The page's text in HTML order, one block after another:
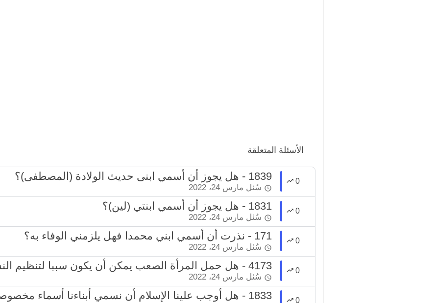
الأسئلة المتعلقة
0 1839 - هل يجوز أن أسمي ابنى حديث الولادة (المصطفى)؟
سُئل مارس 24، 2022
0 1831 - هل يجوز أن أسمي ابنتي (لين)؟
سُئل مارس 24، 2022
0 171 - نذرت أن أسمي ابني محمدا فهل يلزمني الوفاء به؟
سُئل مارس 24، 2022
0 4173 - هل حمل المرأة الصعب يمكن أن يكون سببا لتنظيم النسل
سُئل مارس 24، 2022
0 1833 - هل أوجب علينا الإسلام أن نسمي أبناءنا أسماء مخصوصة؟